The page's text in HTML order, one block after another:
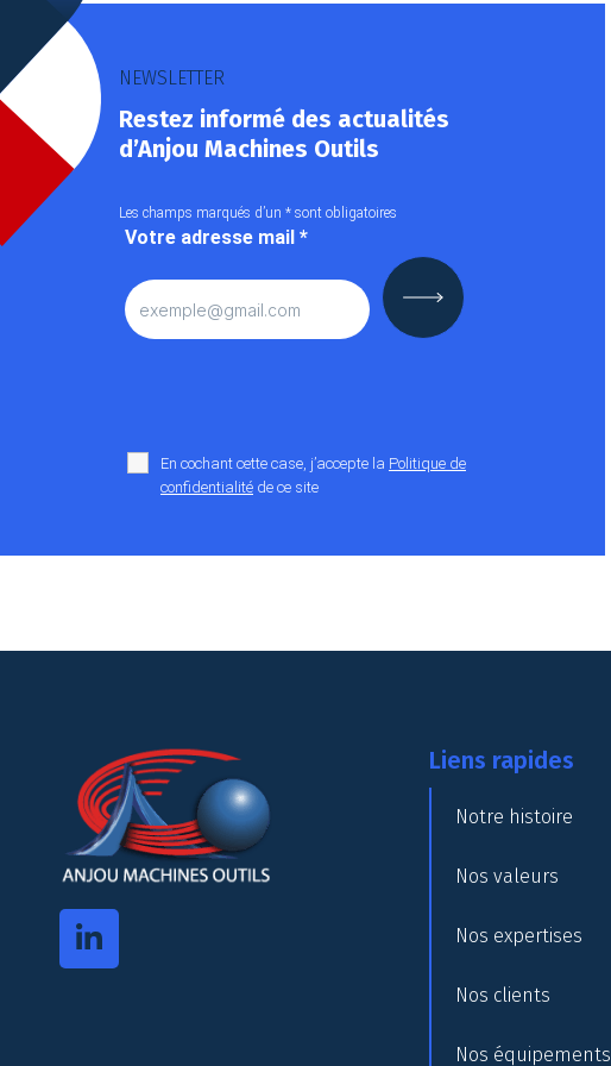
NEWSLETTER
Restez informé des actualités
d’Anjou Machines Outils
Les champs marqués d’un * sont obligatoires
Votre adresse mail *
En cochant cette case, j’accepte la Politique de
confidentialité de ce site
Liens rapides
Notre histoire
Nos valeurs
Nos expertises
Nos clients
Nos équipements